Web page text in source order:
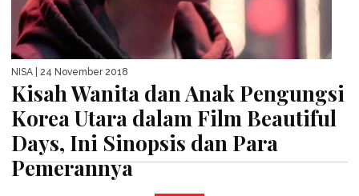
NISA | 24 November 2018
Kisah Wanita dan Anak Pengungsi
Korea Utara dalam Film Beautiful
Days, Ini Sinopsis dan Para
Pemerannya